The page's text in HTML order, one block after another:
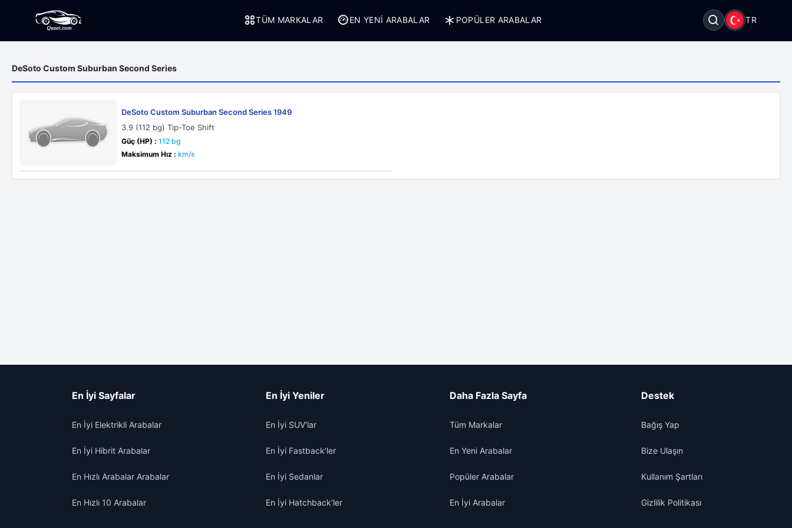
TÜM MARKALAR EN YENI ARABALAR POPÜLER ARABALAR TR
DeSoto Custom Suburban Second Series
DeSoto Custom Suburban Second Series 1949
3.9 (112 bg) Tip-Toe Shift
Güç (HP) : 112 bg
Maksimum Hız : km/s
En İyi Sayfalar
En İyi Elektrikli Arabalar
En İyi Hibrit Arabalar
En Hızlı Arabalar Arabalar
En Hızlı 10 Arabalar
En İyi Yeniler
En İyi SUV'lar
En İyi Fastback'ler
En İyi Sedanlar
En İyi Hatchback'ler
Daha Fazla Sayfa
Tüm Markalar
En Yeni Arabalar
Popüler Arabalar
En İyi Arabalar
Destek
Bağış Yap
Bize Ulaşın
Kullanım Şartları
Gizlilik Politikası